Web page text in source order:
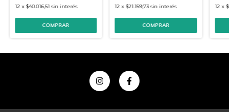
12 x $40.016,51 sin interés 12 x $21.159,73 sin interés 12 x